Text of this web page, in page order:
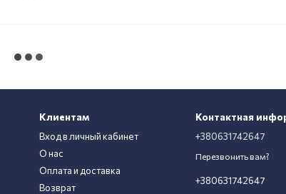
Клиентам
Вход в личный кабинет
О нас
Оплата и доставка
Возврат
Контактная
+380631742647
Перезвонить вам?
+380631742647